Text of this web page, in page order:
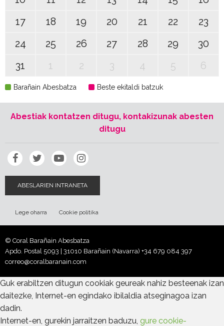
17
18 19 20 21 22
23
24
25 26 27 28 29
30
31
1 2 3 4 5 6
Barañain Abesbatza Beste ekitaldi batzuk
Abestiak kontatzen ditugu, kontakizunak abesten
ditugu
ABESLARIEN INTRANETA
Lege oharra Cookie politika
© Coral Barañain Abesbatza
Apdo. Postal 5093 | 31010 Barañain (Navarra) +34 679 084 397
correo@coralbaranain.com
Guk erabiltzen ditugun cookiak geureak nahiz besteenak izan
daitezke, Internet-en egindako ibilaldia atseginagoa izan
dadin.
Internet-en, gurekin jarraitzen baduzu, gure cookie-